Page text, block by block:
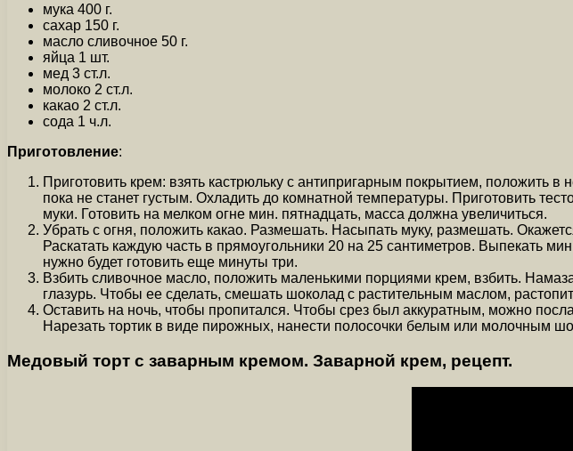
мука 400 г.
сахар 150 г.
масло сливочное 50 г.
яйца 1 шт.
мед 3 ст.л.
молоко 2 ст.л.
какао 2 ст.л.
сода 1 ч.л.
Приготовление:
Приготовить крем: взять кастрюльку с антипригарным покрытием, положить
пока не станет густым. Охладить до комнатной температуры. Приготовить
муки. Готовить на мелком огне мин. пятнадцать, масса должна увеличиться.
Убрать с огня, положить какао. Размешать. Насыпать муку, размешать.
Раскатать каждую часть в прямоугольники 20 на 25 сантиметров. Выпекать
нужно будет готовить еще минуты три.
Взбить сливочное масло, положить маленькими порциями крем, взбить.
глазурь. Чтобы ее сделать, смешать шоколад с растительным маслом,
Оставить на ночь, чтобы пропитался. Чтобы срез был аккуратным, можно
Нарезать тортик в виде пирожных, нанести полосочки белым или молочным
Медовый торт с заварным кремом. Заварной крем, рецепт.